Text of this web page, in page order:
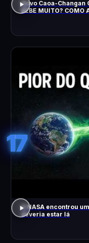
Novo Caoa-Changan
BEBE MUITO? COMO
17
A NASA encontrou
deveria estar lá